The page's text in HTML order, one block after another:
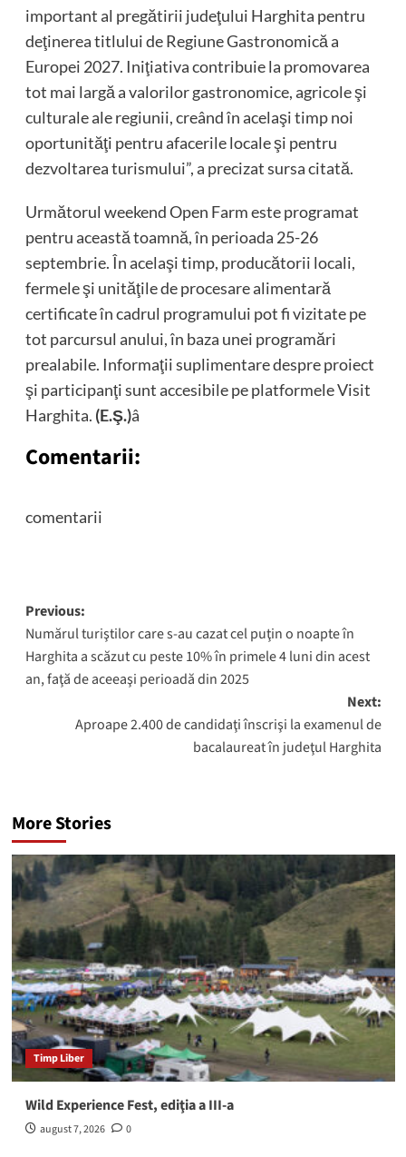
important al pregătirii judeţului Harghita pentru
deţinerea titlului de Regiune Gastronomică a
Europei 2027. Iniţiativa contribuie la promovarea
tot mai largă a valorilor gastronomice, agricole şi
culturale ale regiunii, creând în acelaşi timp noi
oportunităţi pentru afacerile locale şi pentru
dezvoltarea turismului”, a precizat sursa citată.
Următorul weekend Open Farm este programat
pentru această toamnă, în perioada 25-26
septembrie. În acelaşi timp, producătorii locali,
fermele şi unităţile de procesare alimentară
certificate în cadrul programului pot fi vizitate pe
tot parcursul anului, în baza unei programări
prealabile. Informaţii suplimentare despre proiect
şi participanţi sunt accesibile pe platformele Visit
Harghita. (E.Ş.)â
Comentarii:
comentarii
Post
navigation
Previous:
Numărul turiştilor care s-au cazat cel puţin o noapte în
Harghita a scăzut cu peste 10% în primele 4 luni din acest
an, faţă de aceeaşi perioadă din 2025
Next:
Aproape 2.400 de candidaţi înscrişi la examenul de
bacalaureat în judeţul Harghita
More Stories
Timp Liber
Wild Experience Fest, ediţia a III-a
august 7, 2026 0